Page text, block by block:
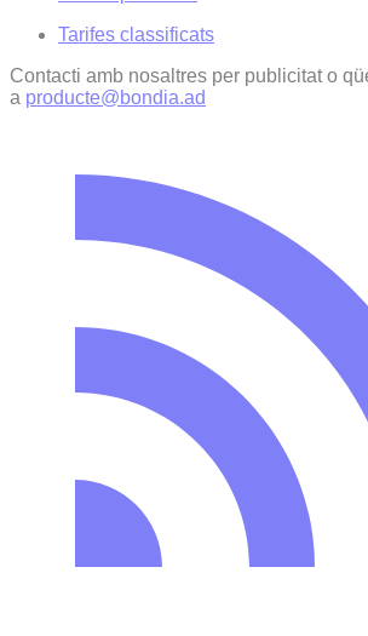
Tarifes classificats
Contacti amb nosaltres per publicitat o
a producte@bondia.ad